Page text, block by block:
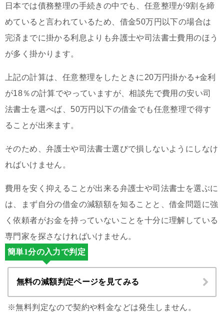
日本では債務整理の手続きの中でも、任意整理が9割を締
めていると言われているため、借金50万円以下の場合は
完済までに掛かる利息よりも弁護士や司法書士費用のほう
が多く掛かります。
上記の計算は、任意整理をしたときに20万円掛かる+金利
が18％の計算でやっていますが、相談先で費用の安い司
法書士を選べば、50万円以下の借金でも任意整理で得す
ることが出来ます。
そのため、弁護士や司法書士選びで損しないようにしなけ
ればいけません。
費用を安く抑えることが出来る弁護士や司法書士を選ぶに
は、まず自分の借金の減額額を知ることと、借金問題に強
く依頼者がお金を持っていないことを十分に理解している
専門家を探さなければいけません。
簡単1分の入力で判定
無料の減額判定ページを見てみる
※無料判定なので契約や料金などは発生しません。